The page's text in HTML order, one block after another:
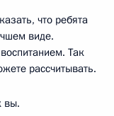
что ребята
виде.
Так
рассчитывать.
вы.